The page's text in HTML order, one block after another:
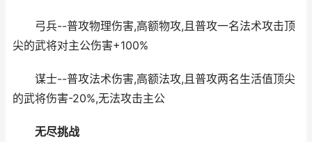
弓兵--普攻物理伤害,高额物攻,且普攻一名法术攻击顶
尖的武将对主公伤害+100%
谋士--普攻法术伤害,高额法攻,且普攻两名生活值顶尖
的武将伤害-20%,无法攻击主公
无尽挑战